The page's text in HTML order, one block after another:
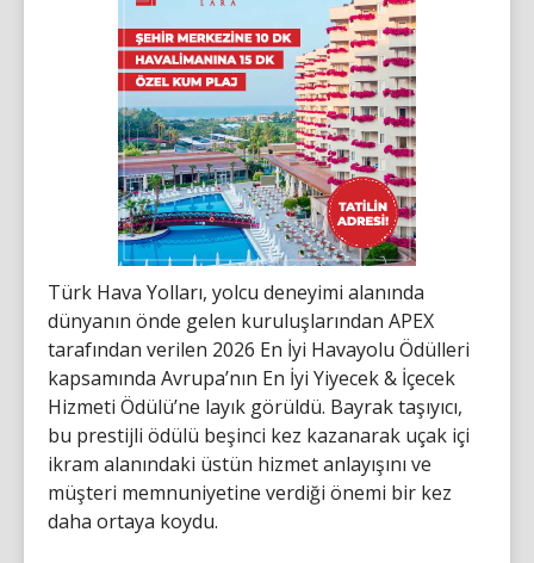
Türk Hava Yolları, yolcu deneyimi alanında
dünyanın önde gelen kuruluşlarından APEX
tarafından verilen 2026 En İyi Havayolu Ödülleri
kapsamında Avrupa’nın En İyi Yiyecek & İçecek
Hizmeti Ödülü’ne layık görüldü. Bayrak taşıyıcı,
bu prestijli ödülü beşinci kez kazanarak uçak içi
ikram alanındaki üstün hizmet anlayışını ve
müşteri memnuniyetine verdiği önemi bir kez
daha ortaya koydu.